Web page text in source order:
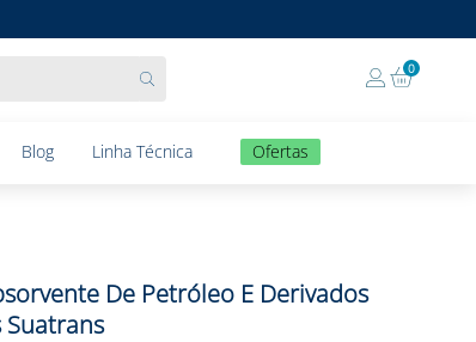
0
Blog Linha Técnica Ofertas
De Petróleo E Derivados
Suatrans